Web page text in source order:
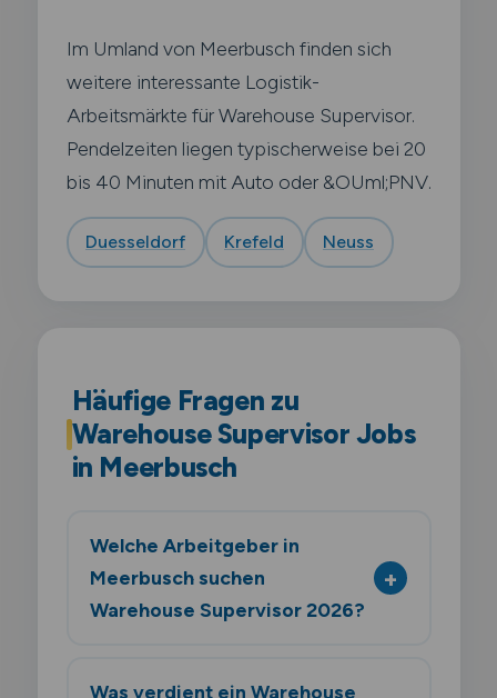
Im Umland von Meerbusch finden sich
weitere interessante Logistik-
Arbeitsmärkte für Warehouse Supervisor.
Pendelzeiten liegen typischerweise bei 20
bis 40 Minuten mit Auto oder &OUml;PNV.
Duesseldorf Krefeld Neuss
Häufige Fragen zu
Warehouse Supervisor Jobs
in Meerbusch
Welche Arbeitgeber in
Meerbusch suchen
Warehouse Supervisor 2026?
Was verdient ein Warehouse